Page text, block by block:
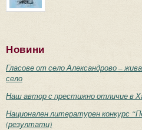
Новини
Гласове от село Александрово –
село
Наш автор с престижно отличие в
Национален литературен конкурс
(резултати)